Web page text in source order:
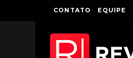
CONTATO EQUIPE